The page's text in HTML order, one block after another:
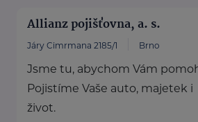
Allianz pojišťovna, a. s.
Járy Cimrmana 2185/1 Brno
Jsme tu, abychom Vám
Pojistíme Vaše auto, majetek i
život.